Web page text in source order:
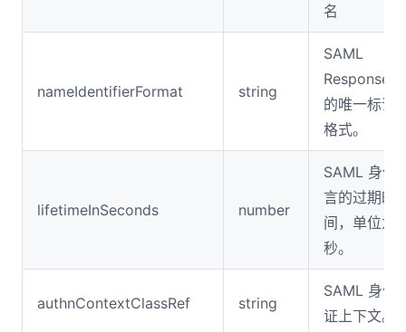
名
nameIdentifierFormat string
SAML
Response
的唯一标识
格式。
lifetimeInSeconds number
SAML 身份
言的过期时
间，单位为
秒。
authnContextClassRef string
SAML 身份
证上下文。